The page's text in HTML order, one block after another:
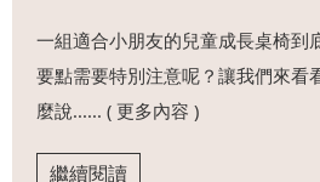
一組適合小朋友的兒童成長桌椅到
要點需要特別注意呢？讓我們來看
麼說...... ( 更多內容 )
繼續閱讀